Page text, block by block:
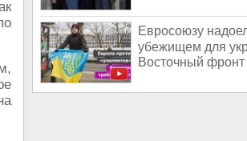
Евросоюзу
убежищем для
Восточный фронт